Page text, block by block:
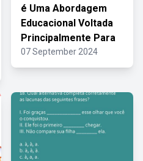
é Uma Abordagem
Educacional Voltada
Principalmente Para
07 September 2024